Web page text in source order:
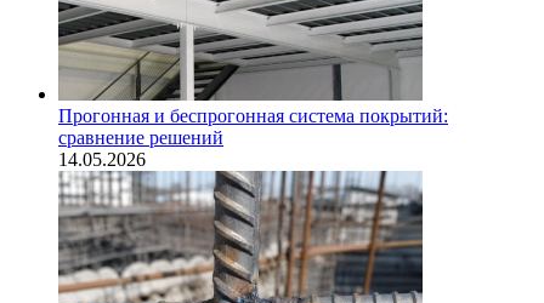
Прогонная и беспрогонная система покрытий:
сравнение решений
14.05.2026